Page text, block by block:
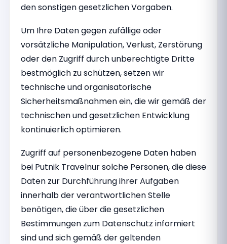
den sonstigen gesetzlichen Vorgaben.
Um Ihre Daten gegen zufällige oder
vorsätzliche Manipulation, Verlust, Zerstörung
oder den Zugriff durch unberechtigte Dritte
bestmöglich zu schützen, setzen wir
technische und organisatorische
Sicherheitsmaßnahmen ein, die wir gemäß der
technischen und gesetzlichen Entwicklung
kontinuierlich optimieren.
Zugriff auf personenbezogene Daten haben
bei Putnik Travelnur solche Personen, die diese
Daten zur Durchführung ihrer Aufgaben
innerhalb der verantwortlichen Stelle
benötigen, die über die gesetzlichen
Bestimmungen zum Datenschutz informiert
sind und sich gemäß der geltenden